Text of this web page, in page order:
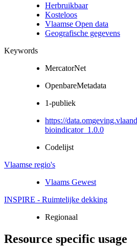
Herbruikbaar
Kosteloos
Vlaamse Open data
Geografische gegevens
Keywords
MercatorNet
OpenbareMetadata
1-publiek
https://
bioindicator_1.0.0
Codelijst
Vlaamse regio's
Vlaams Gewest
INSPIRE - Ruimtelijke dekking
Regionaal
Resource specific usage